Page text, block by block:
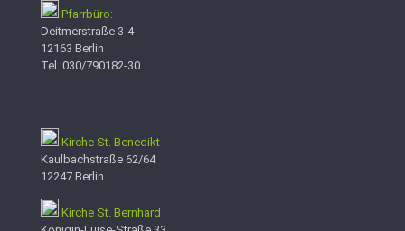
Pfarrbüro:
Deitmerstraße 3-4
12163 Berlin
Tel. 030/790182-30
Kirche St. Benedikt
Kaulbachstraße 62/64
12247 Berlin
Kirche St. Bernhard